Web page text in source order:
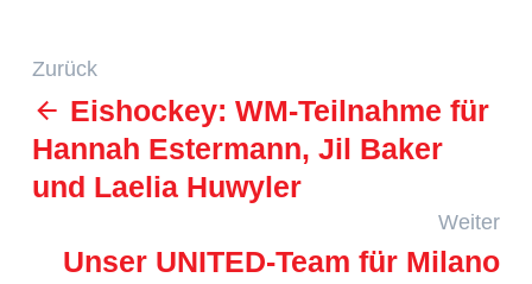
Zurück
Eishockey: WM-Teilnahme für
Hannah Estermann, Jil Baker
und Laelia Huwyler
Weiter
Unser UNITED-Team für Milano